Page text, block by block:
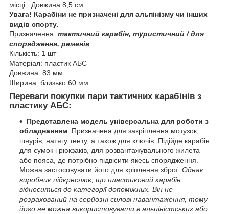
місці. Довжина 8,5 см.
Увага! Карабіни не призначені для альпінізму чи інших
видів спорту.
Призначення: тактичний карабін, туристичний / для
спорядження, ременів
Кількість: 1 шт
Матеріал: пластик АБС
Довжина: 83 мм
Ширина: близько 60 мм
Переваги покупки пари тактичних карабінів з
пластику АБС:
Представлена модель універсальна для роботи з
обладнанням. Призначена для закріплення мотузок,
шнурів, натягу тенту, а також для ключів. Підійде карабін
для сумок і рюкзаків, для розвантажувального жилета
або пояса, де потрібно підвісити якесь спорядження.
Можна застосовувати його для кріплення зброї. Однак
виробник підкреслює, що пластиковий карабін
відноситься до категорії допоміжних. Він не
розрахований на серйозні силові навантаження, тому
його не можна використовувати в альпіністських або